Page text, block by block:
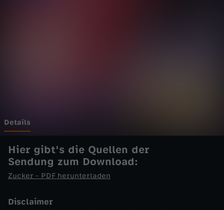
e
S
h
o
Details
Hier gibt's die Quellen der
Sendung zum Download:
Zucker - PDF herunterladen
Disclaimer